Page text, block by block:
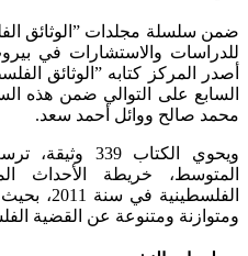
ضمن سلسلة مجلدات ”الوثائق
السابع على التوالي ضمن هذه
محمد صالح ووائل أحمد سعد.
المتوسط، خريطة الأحداث
ومتوازنة ومتنوعة عن القضية